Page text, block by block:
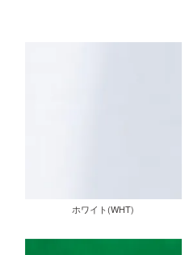
ホワイト(WHT)